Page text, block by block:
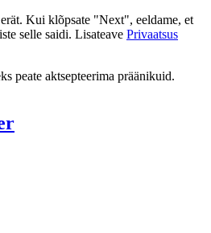
Kui klõpsate "Next", eeldame, et
selle saidi. Lisateave Privaatsus
peate aktsepteerima präänikuid.